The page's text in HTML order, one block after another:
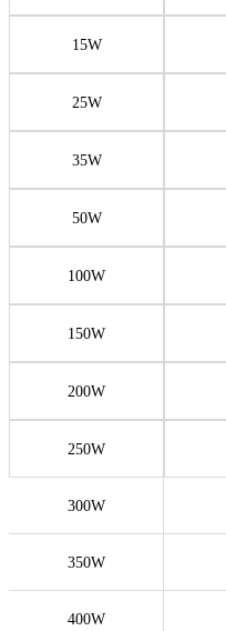
15W
25W
35W
50W
100W
150W
200W
250W
300W
350W
400W